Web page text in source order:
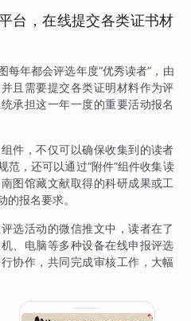
台，在线提交各类证书材
每年都会评选年度“优秀读者”，由
且需要提交各类证明材料作为评
承担这一年一度的重要活动报名
件，不仅可以确保收集到的读者
范，还可以通过“附件”组件收集读
图馆藏文献取得的科研成果或工
报名要求。
选活动的微信推文中，读者在了
、电脑等多种设备在线申报评选
协作，共同完成审核工作，大幅